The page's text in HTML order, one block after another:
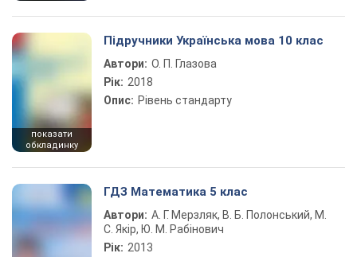
показати
обкладинку
Підручники Українська мова 10 клас
Автори: О. П. Глазова
Рік: 2018
Опис: Рівень стандарту
ГДЗ Математика 5 клас
Автори: А. Г. Мерзляк, В. Б. Полонський, М.
С. Якір, Ю. М. Рабінович
Рік: 2013